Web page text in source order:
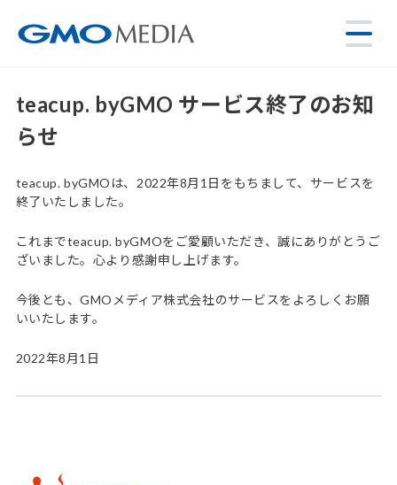
teacup. byGMO サービス終了のお知
らせ
teacup. byGMOは、2022年8月1日をもちまして、サービスを
終了いたしました。
これまでteacup. byGMOをご愛顧いただき、誠にありがとうご
ざいました。心より感謝申し上げます。
今後とも、GMOメディア株式会社のサービスをよろしくお願
いいたします。
2022年8月1日